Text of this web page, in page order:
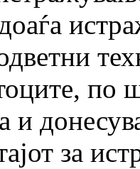
по
и
за